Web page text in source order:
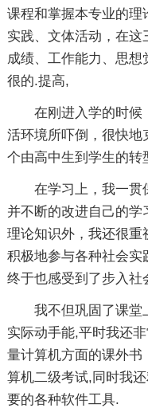
课程和掌握本专业的理
实践、文体活动，在这
成绩、工作能力、思想
很的.提高,
在刚进入学的时候
活环境所吓倒，很快地
个由高中生到学生的转
在学习上，我一贯
并不断的改进自己的学
理论知识外，我还很
积极地参与各种社会实
终于也感受到了步入社
我不但巩固了课堂
实际动手能,平时我还
量计算机方面的课外
算机二级考试,同时我
要的各种软件工具.